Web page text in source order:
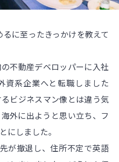
に至ったきっかけを教えて
不動産デベロッパーに入社
資系企業へと転職しました
ビジネスマン像とは違う気
外に出ようと思い立ち、フ
にしました。
が撤退し、住所不定で英語